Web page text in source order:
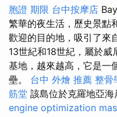
胞證 期限 台中按摩店
繁華的夜生活，歷史景點
歡迎的目的地，吸引了來
13世紀和18世紀，屬於
基地，越來越高，它是一
壘。 台中 外燴 推薦 整骨
筋堂 該島位於克羅地亞海
engine optimization